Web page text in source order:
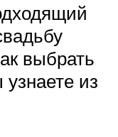
выбрать
из